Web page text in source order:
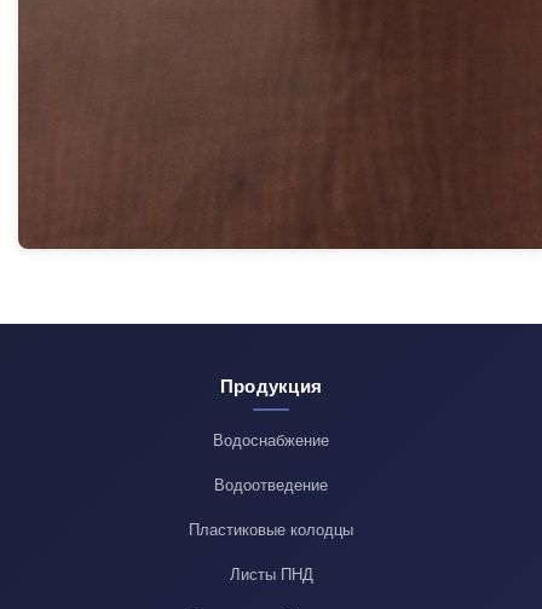
Продукция
Водоснабжение
Водоотведение
Пластиковые колодцы
Листы ПНД